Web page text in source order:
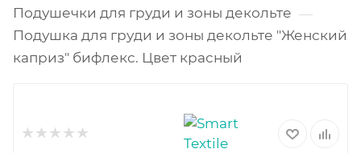
Подушечки для груди и зоны декольте —
Подушка для груди и зоны декольте "Женский
каприз" бифлекс. Цвет красный